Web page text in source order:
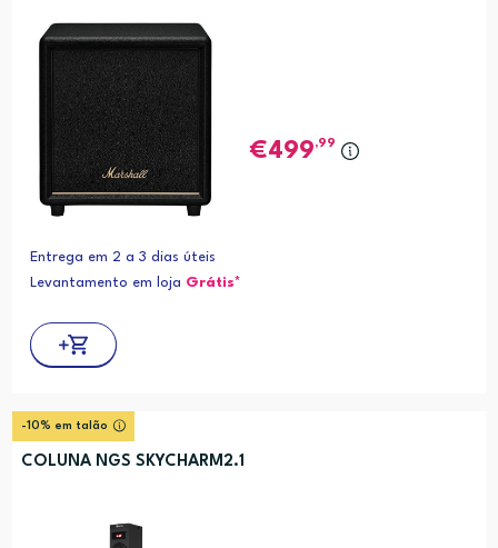
499,99
Entrega em 2 a 3 dias úteis
Levantamento em loja Grátis*
-10% em talão
COLUNA NGS SKYCHARM2.1